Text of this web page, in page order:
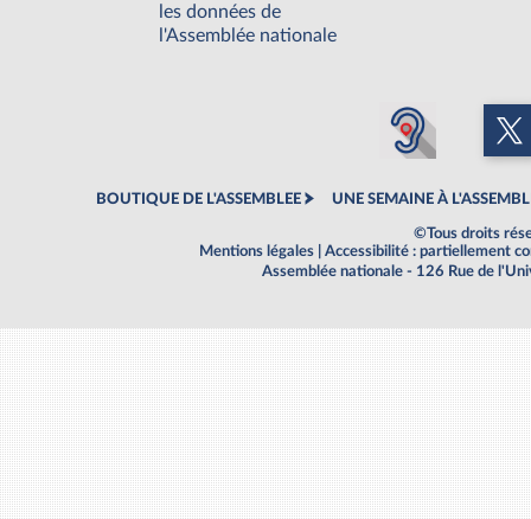
les données de
l'Assemblée nationale
BOUTIQUE DE L'ASSEMBLEE UNE SEMAINE À
©Tous droits
Mentions légales
Accessibilité : partiellement
Assemblée nationale - 126 Rue de